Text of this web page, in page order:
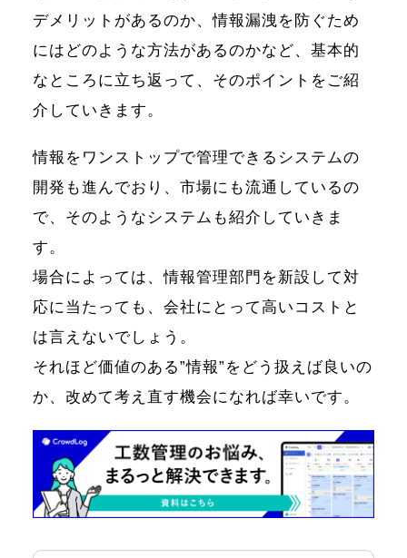
デメリットがあるのか、情報漏洩を防ぐため
にはどのような方法があるのかなど、基本的
なところに立ち返って、そのポイントをご紹
介していきます。
情報をワンストップで管理できるシステムの
開発も進んでおり、市場にも流通しているの
で、そのようなシステムも紹介していきま
す。
場合によっては、情報管理部門を新設して対
応に当たっても、会社にとって高いコストと
は言えないでしょう。
それほど価値のある”情報”をどう扱えば良いの
か、改めて考え直す機会になれば幸いです。